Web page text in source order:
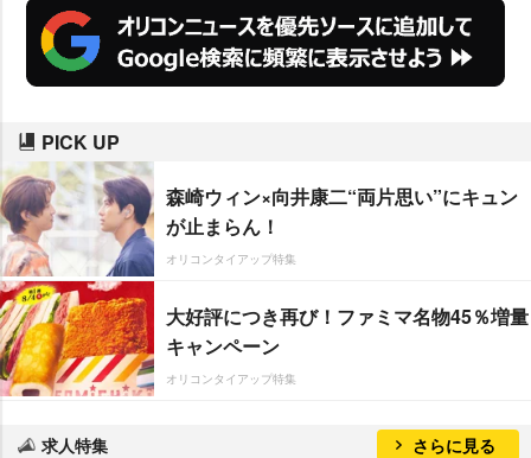
PICK UP
森崎ウィン×向井康二“両片思い”にキュン
が止まらん！
オリコンタイアップ特集
大好評につき再び！ファミマ名物45％増量
キャンペーン
オリコンタイアップ特集
求人特集 さらに見る